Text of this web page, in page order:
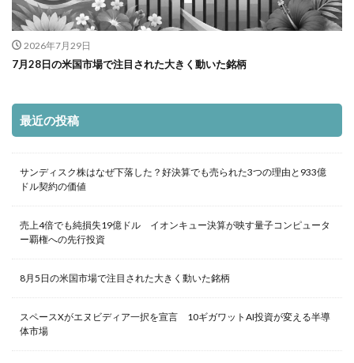
2026年7月29日
7月28日の米国市場で注目された大きく動いた銘柄
最近の投稿
サンディスク株はなぜ下落した？好決算でも売られた3つの理由と933億
ドル契約の価値
売上4倍でも純損失19億ドル イオンキュー決算が映す量子コンピュータ
ー覇権への先行投資
8月5日の米国市場で注目された大きく動いた銘柄
スペースXがエヌビディア一択を宣言 10ギガワットAI投資が変える半導
体市場